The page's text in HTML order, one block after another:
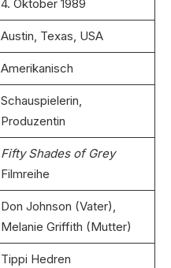
4. Oktober 1989
Austin, Texas, USA
Amerikanisch
Schauspielerin,
Produzentin
Fifty Shades of Grey
Filmreihe
Don Johnson (Vater),
Melanie Griffith (Mutter)
Tippi Hedren